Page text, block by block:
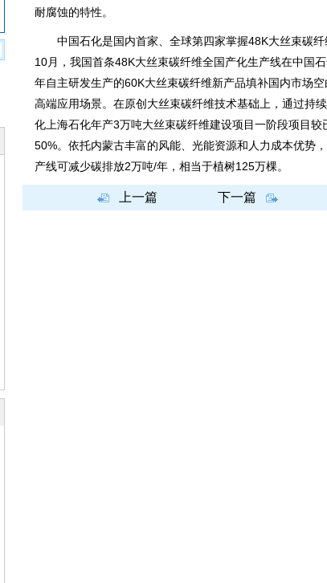
耐腐蚀的特性。
中国石化是国内首家、全球第四家掌握48K大丝束碳纤
10月，我国首条48K大丝束碳纤维全国产化生产线在中国
年自主研发生产的60K大丝束碳纤维新产品填补国内市场
高端应用场景。在原创大丝束碳纤维技术基础上，通过持
化上海石化年产3万吨大丝束碳纤维建设项目一阶段项目较
50%。依托内蒙古丰富的风能、光能资源和人力成本优势
产线可减少碳排放2万吨/年，相当于植树125万棵。
上一篇 下一篇